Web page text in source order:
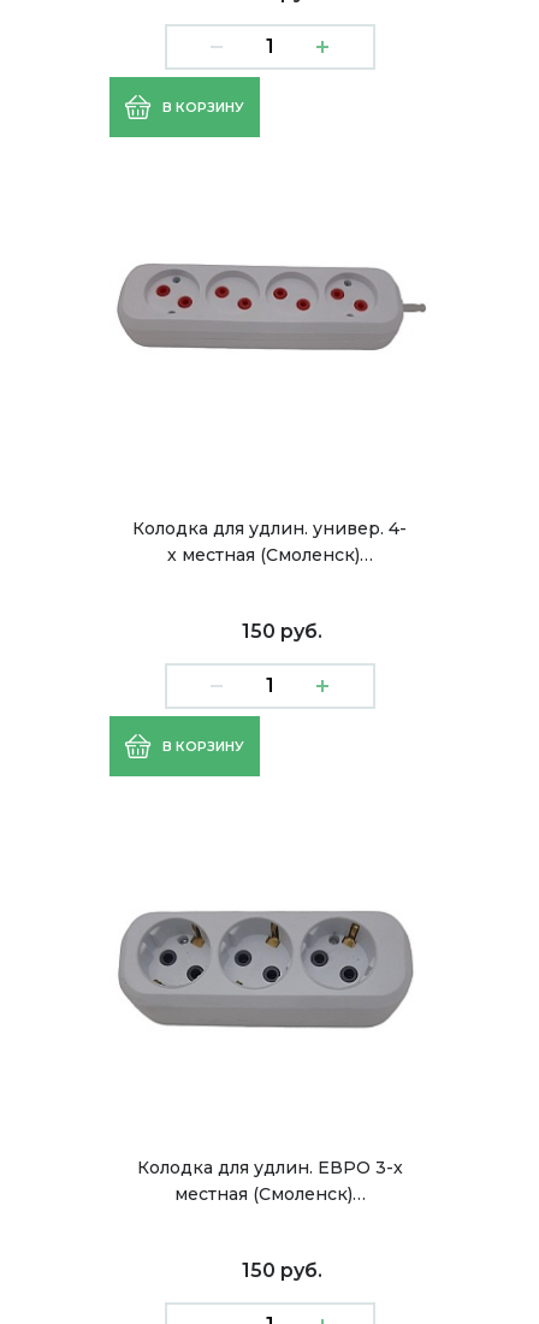
В КОРЗИНУ
Колодка для удлин. универ. 4-
х местная (Смоленск)…
150 руб.
В КОРЗИНУ
Колодка для удлин. ЕВРО 3-х
местная (Смоленск)…
150 руб.